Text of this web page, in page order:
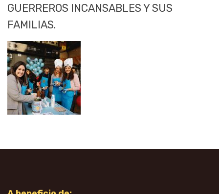
GUERREROS INCANSABLES Y SUS
FAMILIAS.